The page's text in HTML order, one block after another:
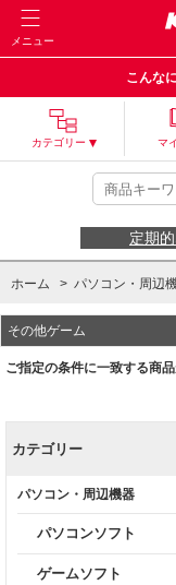
メニュー
こんな
カテゴリー マ
定期
ホーム > パソコン・周辺
その他ゲーム
ご指定の条件に一致する商
カテゴリー
パソコン・周辺機器
パソコンソフト
ゲームソフト